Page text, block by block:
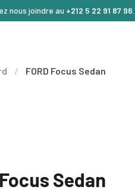
nous joindre au +212 5 22 91 87 96
/ FORD Focus Sedan
Sedan